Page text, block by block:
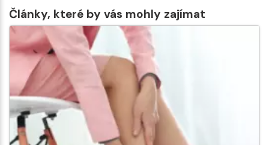
Články, které by vás mohly zajímat